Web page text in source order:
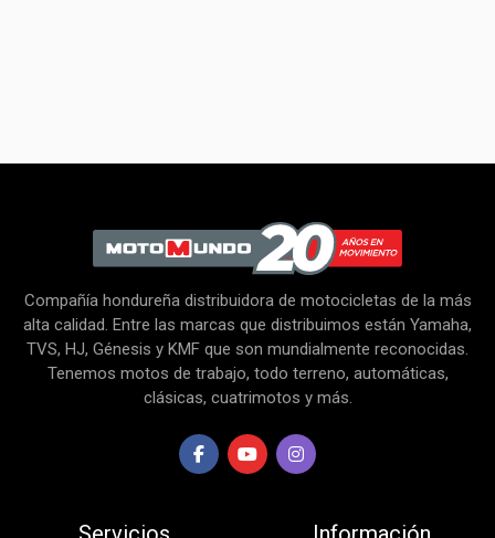
Compañía hondureña distribuidora de motocicletas de la más
alta calidad. Entre las marcas que distribuimos están Yamaha,
TVS, HJ, Génesis y KMF que son mundialmente reconocidas.
Tenemos motos de trabajo, todo terreno, automáticas,
clásicas, cuatrimotos y más.